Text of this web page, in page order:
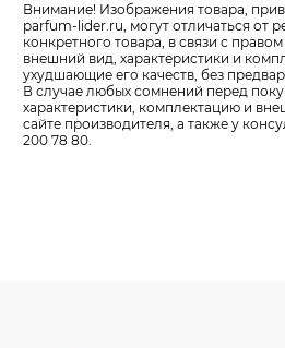
Внимание! Изображения товара,
parfum-lider.ru, могут отличаться от
конкретного товара, в связи с
внешний вид, характеристики и
ухудшающие его качеств, без
В случае любых сомнений перед
характеристики, комплектацию и
сайте производителя, а также у
200 78 80.